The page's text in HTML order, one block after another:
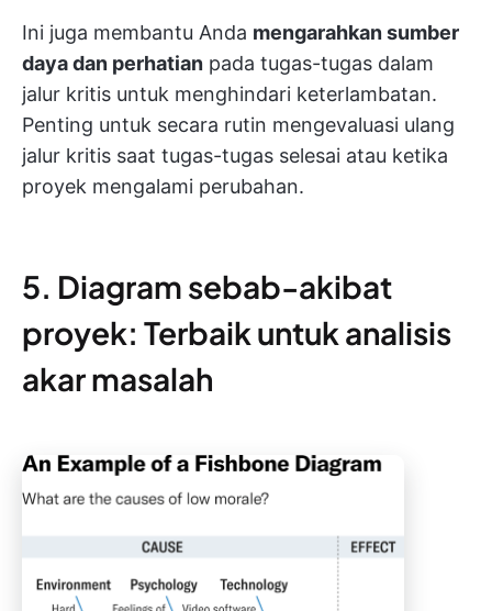
Ini juga membantu Anda mengarahkan sumber
daya dan perhatian pada tugas-tugas dalam
jalur kritis untuk menghindari keterlambatan.
Penting untuk secara rutin mengevaluasi ulang
jalur kritis saat tugas-tugas selesai atau ketika
proyek mengalami perubahan.
5. Diagram sebab-akibat
proyek: Terbaik untuk analisis
akar masalah